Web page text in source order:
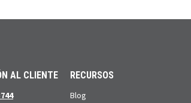
AL CLIENTE RECURSOS
Blog